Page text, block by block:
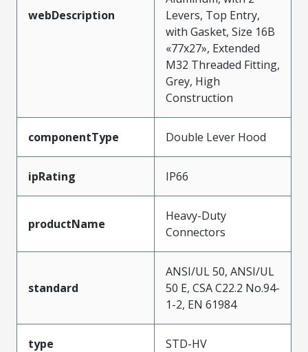
webDescription
Levers, Top Entry,
with Gasket, Size 16B
«77x27», Extended
M32 Threaded Fitting,
Grey, High
Construction
componentType Double Lever Hood
ipRating IP66
productName
Heavy-Duty
Connectors
standard
ANSI/UL 50, ANSI/UL
50 E, CSA C22.2 No.94-
1-2, EN 61984
type STD-HV